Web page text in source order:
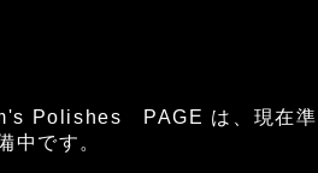
Polishes PAGE は、現在準
中です。